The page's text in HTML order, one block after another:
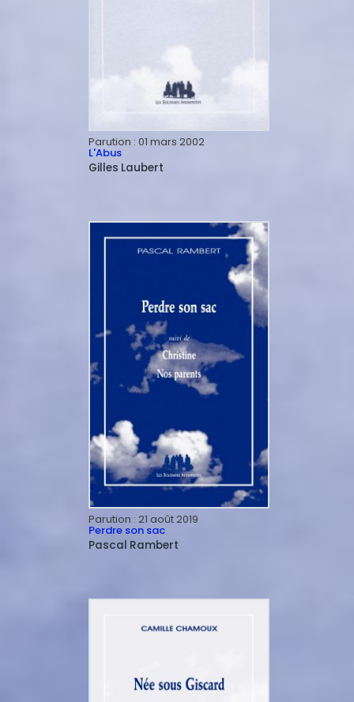
Parution : 01 mars 2002
L'Abus
Gilles Laubert
Parution : 21 août 2019
Perdre son sac
Pascal Rambert